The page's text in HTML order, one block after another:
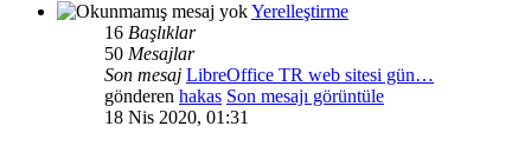
Yerelleştirme
16 Başlıklar
50 Mesajlar
Son mesaj LibreOffice TR web sitesi gün…
gönderen hakas Son mesajı görüntüle
18 Nis 2020, 01:31